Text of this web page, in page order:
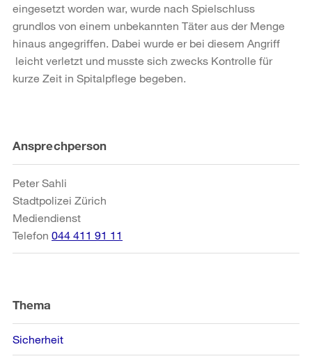
eingesetzt worden war, wurde nach Spielschluss
grundlos von einem unbekannten Täter aus der Menge
hinaus angegriffen. Dabei wurde er bei diesem Angriff
leicht verletzt und musste sich zwecks Kontrolle für
kurze Zeit in Spitalpflege begeben.
Weitere
Informationen
Ansprechperson
Peter Sahli
Stadtpolizei Zürich
Mediendienst
Telefon 044 411 91 11
Thema
Sicherheit